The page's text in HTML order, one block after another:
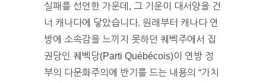
실패를 선언한 가운데, 그 기운이 대서양을 건
너 캐나다에 닿았습니다. 원래부터 캐나다 연
방에 소속감을 느끼지 못하던 퀘벡주에서 집
권당인 퀘벡당(Parti Québécois)이 연방 정
부의 다문화주의에 반기를 드는 내용의 “가치